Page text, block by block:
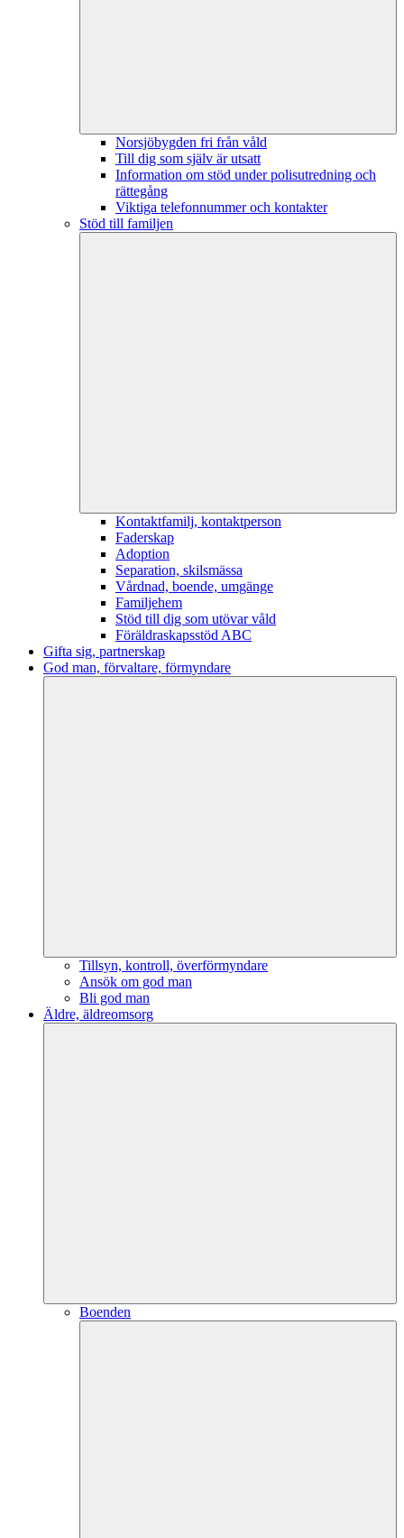
Norsjöbygden fri från våld
Till dig som själv är utsatt
Information om stöd under polisutredning och
rättegång
Viktiga telefonnummer och kontakter
Stöd till familjen
Kontaktfamilj, kontaktperson
Faderskap
Adoption
Separation, skilsmässa
Vårdnad, boende, umgänge
Familjehem
Stöd till dig som utövar våld
Föräldraskapsstöd ABC
Gifta sig, partnerskap
God man, förvaltare, förmyndare
Tillsyn, kontroll, överförmyndare
Ansök om god man
Bli god man
Äldre, äldreomsorg
Boenden